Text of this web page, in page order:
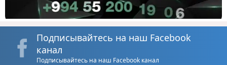
Подписывайтесь на наш Facebook
канал
Подписывайтесь на наш Facebook канал